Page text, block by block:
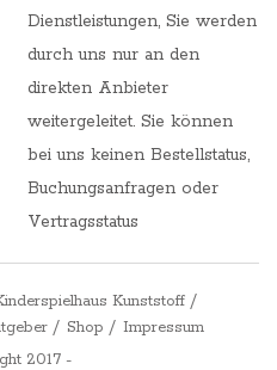
Dienstleistungen, Sie werden
durch uns nur an den
direkten Anbieter
weitergeleitet. Sie können
bei uns keinen Bestellstatus,
Buchungsanfragen oder
Vertragsstatus
Kunststoff
Shop
Impressum
2017 -